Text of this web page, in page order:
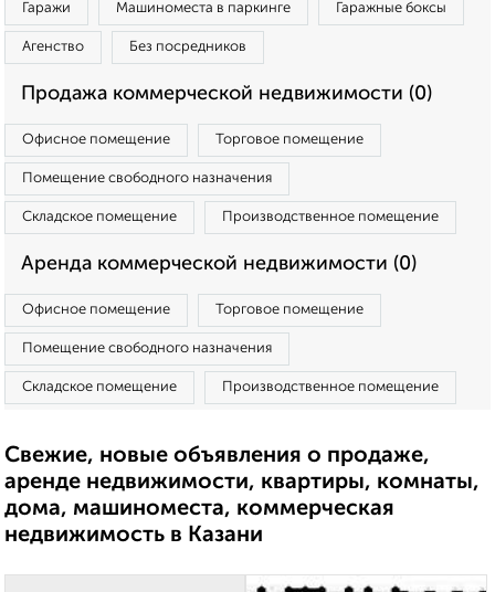
Гаражи Машиноместа в паркинге Гаражные боксы
Агенство Без посредников
Продажа коммерческой недвижимости (0)
Офисное помещение Торговое помещение
Помещение свободного назначения
Складское помещение Производственное помещение
Аренда коммерческой недвижимости (0)
Офисное помещение Торговое помещение
Помещение свободного назначения
Складское помещение Производственное помещение
Свежие, новые объявления о продаже,
аренде недвижимости, квартиры, комнаты,
дома, машиноместа, коммерческая
недвижимость в Казани